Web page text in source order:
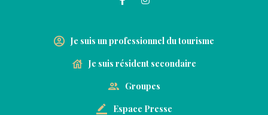
Je suis un professionnel du tourisme
Je suis résident secondaire
Groupes
Espace Presse